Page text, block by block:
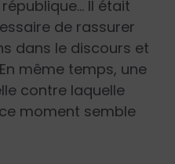
Il était
de rassurer
dans le discours et
même temps, une
contre laquelle
moment semble